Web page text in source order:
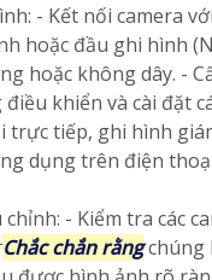
- Kết nối camera
hoặc đầu ghi hình
hoặc không dây. -
khiển và cài đặt
trực tiếp, ghi hình
dụng trên điện
- Kiểm tra các
Chắc chắn rằngchúng